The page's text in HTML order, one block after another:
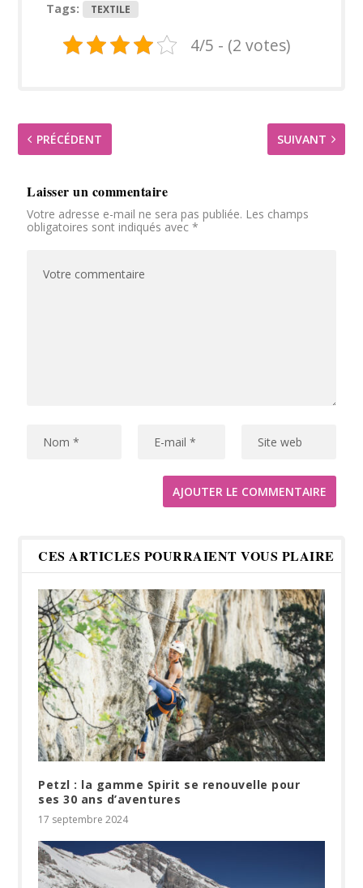
Tags: TEXTILE
4/5 - (2 votes)
PRÉCÉDENT SUIVANT
CES ARTICLES POURRAIENT VOUS PLAIRE
Petzl : la gamme Spirit se renouvelle pour
ses 30 ans d’aventures
17 septembre 2024
Laisser un commentaire
Votre adresse e-mail ne sera pas publiée. Les champs
obligatoires sont indiqués avec*